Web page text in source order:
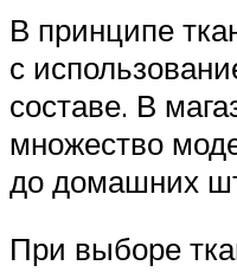
В принципе
с
составе. В
множество
до домашних
При выборе